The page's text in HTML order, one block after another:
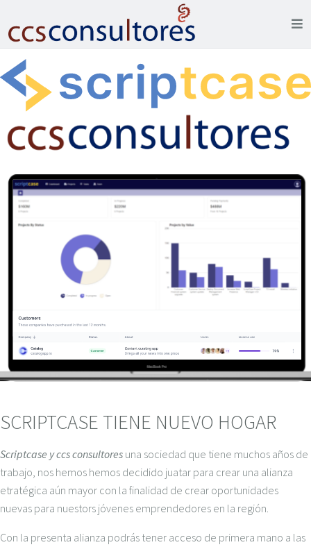
SCRIPTCASE TIENE NUEVO HOGAR
Scriptcase y ccs consultores una sociedad que tiene muchos años de
trabajo, nos hemos hemos decidido juatar para crear una alianza
etratégica aún mayor con la finalidad de crear oportunidades
nuevas para nuestors jóvenes emprendedores en la región.
Con la presenta alianza podrás tener acceso de primera mano a las